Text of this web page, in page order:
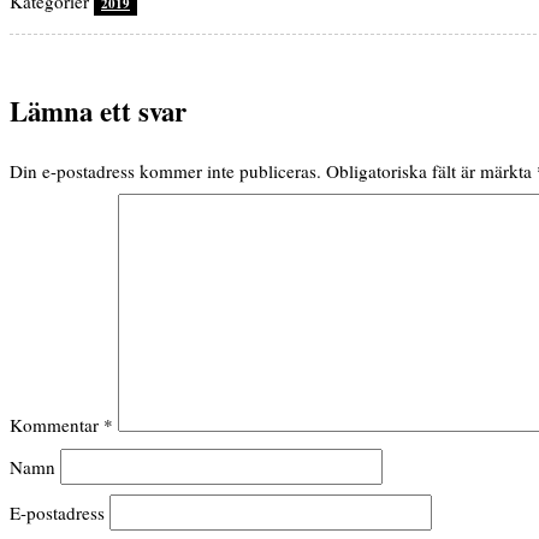
2019
Lämna ett svar
Din e-postadress kommer inte publiceras. Obligatoriska fält är märkta
Kommentar *
Namn
E-postadress